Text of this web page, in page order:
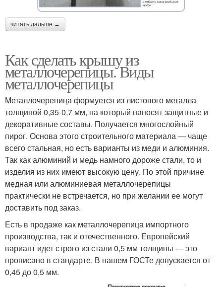
читать дальше →
Как сделать крышу из
металлочерепицы. Виды
металлочерепицы
Металлочерепица формуется из листового металла
толщиной 0,35-0,7 мм, на который наносят защитные и
декоративные составы. Получается многослойный
пирог. Основа этого строительного материала — чаще
всего стальная, но есть варианты из меди и алюминия.
Так как алюминий и медь намного дороже стали, то и
изделия из них имеют высокую цену. По этой причине
медная или алюминиевая металлочерепицы
практически не встречается, но при желании ее могут
доставить под заказ.
Есть в продаже как металлочерепица импортного
производства, так и отечественного. Европейский
вариант идет строго из стали 0,5 мм толщины — это
прописано в стандарте. В нашем ГОСТе допускается от
0,45 до 0,5 мм.